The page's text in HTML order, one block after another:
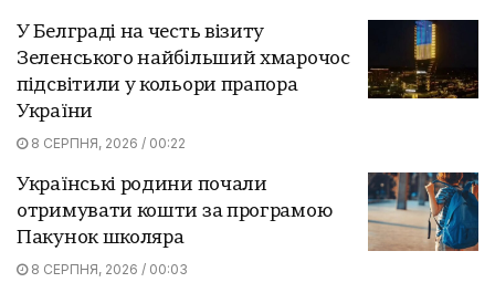
У Белграді на честь візиту
Зеленського найбільший хмарочос
підсвітили у кольори прапора
України
8 СЕРПНЯ, 2026 / 00:22
Українські родини почали
отримувати кошти за програмою
Пакунок школяра
8 СЕРПНЯ, 2026 / 00:03